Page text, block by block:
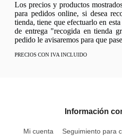
Los precios y productos
para pedidos online, si desea
tienda, tiene que efectuarlo en
de entrega "recogida en tienda
pedido le avisaremos para que
PRECIOS CON IVA INCLUIDO
Información
Mi cuenta
Seguimiento para